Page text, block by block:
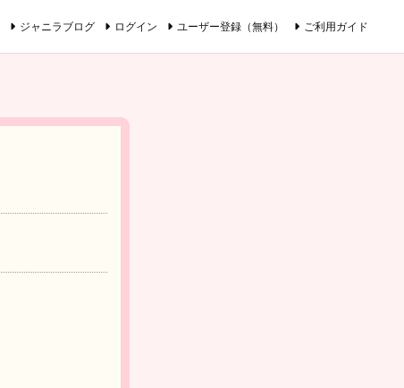
ジャニラブログ ログイン ユーザー登録（無料） ご利用ガイド